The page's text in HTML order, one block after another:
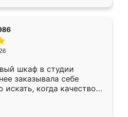
шкаф в студии
заказывала себе
искать, когда качеством
кухня уже почти
нет.